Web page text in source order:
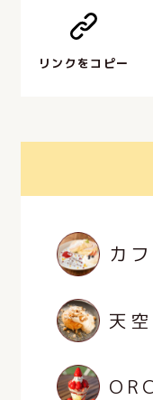
リンクをコピー
カ
天